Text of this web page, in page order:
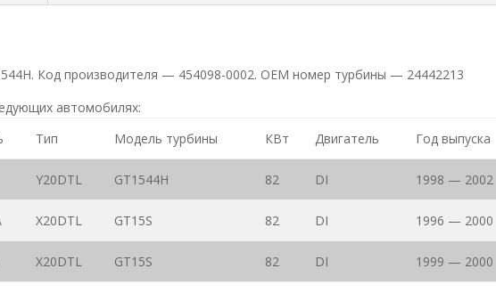
Код производителя — 454098-0002. ОЕМ номер турбины — 24442213
автомобилях:
Тип Модель турбины КВт Двигатель Год выпуска
Y20DTL GT1544H 82 DI 1998 — 2002
X20DTL GT15S 82 DI 1996 — 2000
X20DTL GT15S 82 DI 1999 — 2000